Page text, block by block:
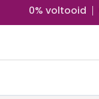
0% voltooid